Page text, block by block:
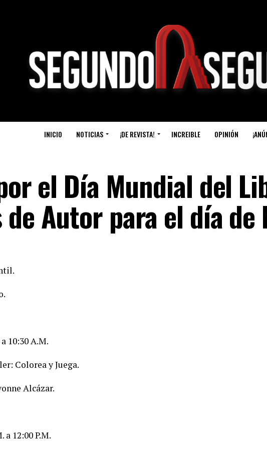
INICIO NOTICIAS ¡DE REVISTA! INCREIBLE OPINIÓN
el Día Mundial del
de Autor para el día de
10:30 A.M.
Colorea y Juega.
Alcázar.
a 12:00 P.M.